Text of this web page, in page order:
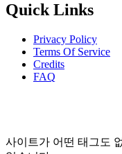
Quick Links
Privacy Policy
Terms Of Service
Credits
FAQ
사이트가 어떤 태그도